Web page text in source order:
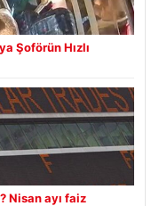
Şoförün Hızlı
Nisan ayı faiz